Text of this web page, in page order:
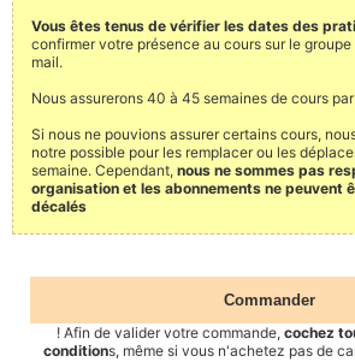
Vous êtes tenus de vérifier les dates des
confirmer votre présence au cours sur le
mail.
Nous assurerons 40 à 45 semaines de cours
Si nous ne pouvions assurer certains cours,
notre possible pour les remplacer ou les
semaine. Cependant, nous ne sommes pas
organisation et les abonnements ne peuvent
décalés
Commander
! Afin de valider votre commande, cochez
conditions, même si vous n'achetez pas de